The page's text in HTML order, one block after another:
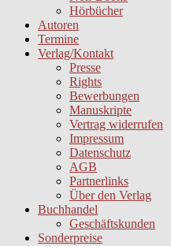
Hörbücher
Autoren
Termine
Verlag/Kontakt
Presse
Rights
Bewerbungen
Manuskripte
Vertrag widerrufen
Impressum
Datenschutz
AGB
Partnerlinks
Über den Verlag
Buchhandel
Geschäftskunden
Sonderpreise